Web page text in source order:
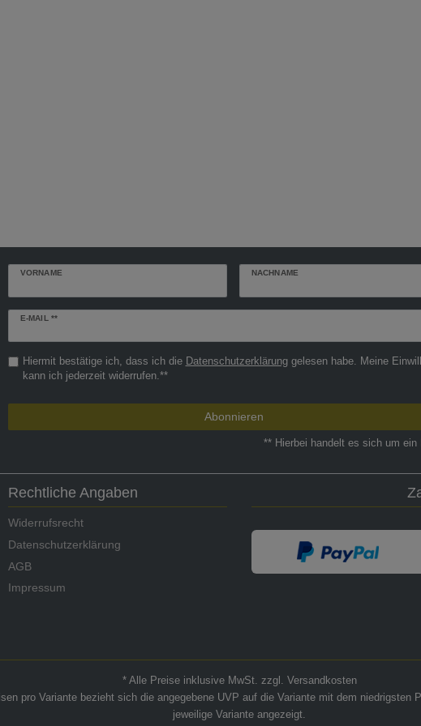
VORNAME NACHNAME
E-MAIL **
Newsletter
Hiermit bestätige ich, dass ich die Daten­schutz­erklärunggelesen habe. Meine
kann ich jederzeit widerrufen.**
Abonnieren
** Hierbei handelt es sich um ein
Rechtliche Angaben
Widerrufsrecht
Datenschutzerklärung
AGB
Impressum
* Alle Preise inklusive MwSt. zzgl. Versandkosten
pro Variante bezieht sich die angegebene UVP auf die Variante mit dem
jeweilige Variante angezeigt.